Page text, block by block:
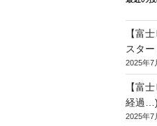
【富
スター
2025年7
【富
経過…)
2025年7